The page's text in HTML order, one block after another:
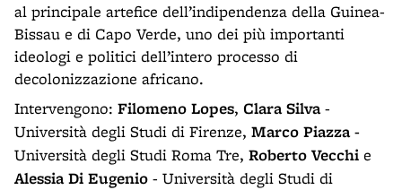
al principale artefice dell’indipendenza della Guinea-
Bissau e di Capo Verde, uno dei più importanti
ideologi e politici dell’intero processo di
decolonizzazione africano.
Intervengono: Filomeno Lopes, Clara Silva-
Università degli Studi di Firenze, Marco Piazza -
Università degli Studi Roma Tre, Roberto Vecchi e
Alessia Di Eugenio - Università degli Studi di